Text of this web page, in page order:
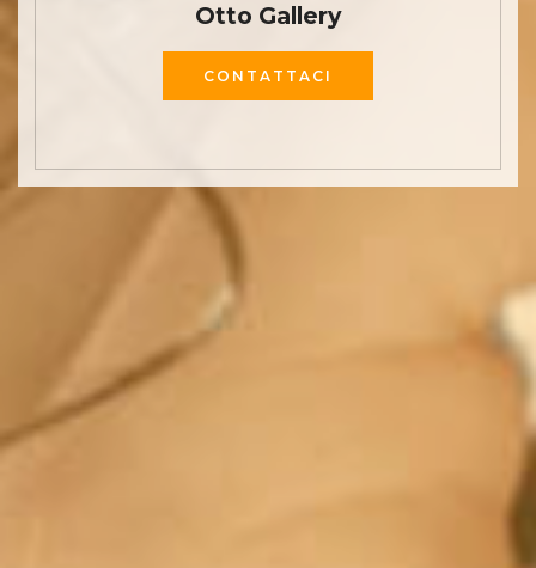
Otto Gallery
CONTATTACI